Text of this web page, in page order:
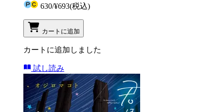
630/¥693(税込)
カートに追加
カートに追加しました
試し読み